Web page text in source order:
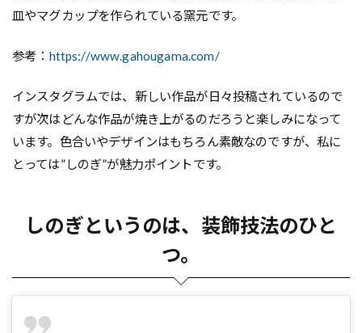
皿やマグカップを作られている窯元です。
参考： https://www.gahougama.com/
インスタグラムでは、新しい作品が日々投稿されているので
すが次はどんな作品が焼き上がるのだろうと楽しみになって
います。色合いやデザインはもちろん素敵なのですが、私に
とっては”しのぎ”が魅力ポイントです。
しのぎというのは、装飾技法のひと
つ。